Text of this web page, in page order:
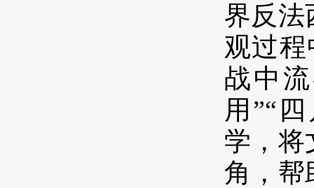
界反法
观过
战中
用”“
学，将
角，帮